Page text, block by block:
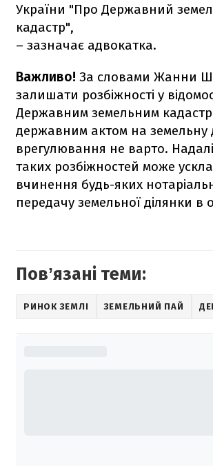
України "Про Державний
кадастр",
– зазначає адвокатка.
Важливо! За словами Жанни
залишати розбіжності у
Державним земельним
державним актом на земельну
врегулювання не варто.
таких розбіжностей може
вчинення будь-яких
передачу земельної ділянки в
Повʼязані теми:
РИНОК ЗЕМЛІ ЗЕМЕЛЬНИЙ ПАЙ